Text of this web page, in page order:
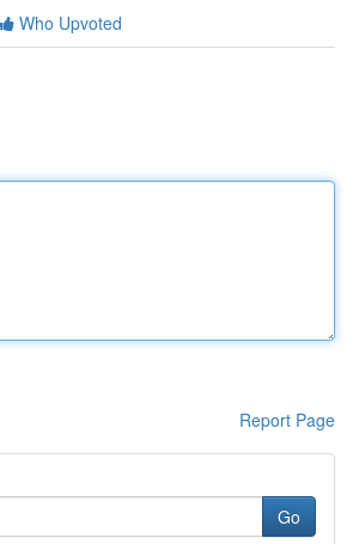
Who Upvoted
Report Page
Go